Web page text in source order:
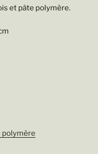
et pâte polymère.
polymère